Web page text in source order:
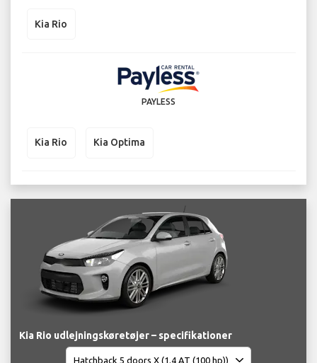
Kia Rio
PAYLESS
Kia Rio Kia Optima
Kia Rio udlejningskøretøjer – specifikationer